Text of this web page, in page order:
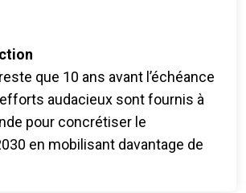
AWorld in Support of
et contribuez au décompte
que 10 ans avant l’échéance
audacieux sont fournis à
pour concrétiser le
en mobilisant davantage de